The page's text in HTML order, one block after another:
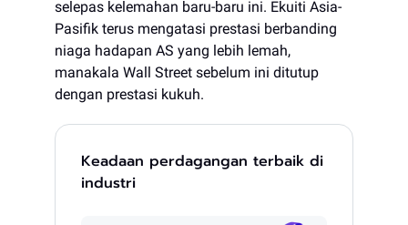
selepas kelemahan baru-baru ini. Ekuiti Asia-
Pasifik terus mengatasi prestasi berbanding
niaga hadapan AS yang lebih lemah,
manakala Wall Street sebelum ini ditutup
dengan prestasi kukuh.
Keadaan perdagangan terbaik di
industri